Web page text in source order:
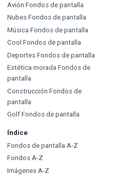
Avión Fondos de pantalla
Nubes Fondos de pantalla
Música Fondos de pantalla
Cool Fondos de pantalla
Deportes Fondos de pantalla
Estética morada Fondos de
pantalla
Construcción Fondos de
pantalla
Golf Fondos de pantalla
Índice
Fondos de pantalla A-Z
Fondos A-Z
Imágenes A-Z